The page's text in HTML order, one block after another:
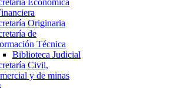
Económica
Originaria
de
Técnica
Biblioteca Judicial
Civil,
y de minas